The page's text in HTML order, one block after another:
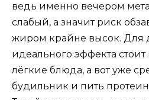
ведь именно вечером
слабый, а значит риск
жиром крайне высок. Для
идеального эффекта
лёгкие блюда, а вот уже
будильник и пить